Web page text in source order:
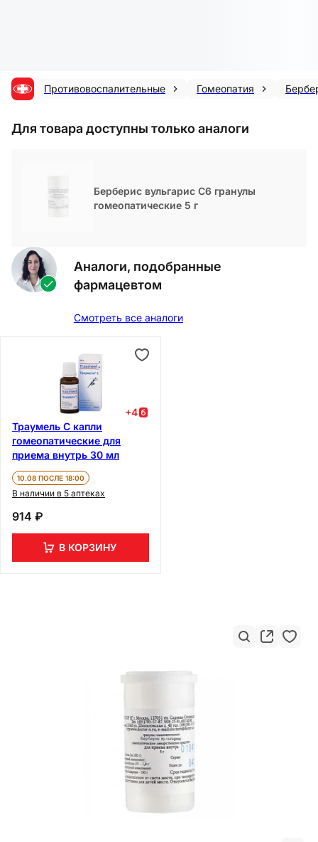
Противовоспалительные Гомеопатия
Для товара доступны только аналоги
Берберис вульгарис С6 гранулы
гомеопатические 5 г
Аналоги, подобранные
фармацевтом
Смотреть все аналоги
+4
Траумель С капли
гомеопатические для
приема внутрь 30 мл
10.08 ПОСЛЕ 18:00
В наличии в 5 аптеках
914 ₽
В КОРЗИНУ